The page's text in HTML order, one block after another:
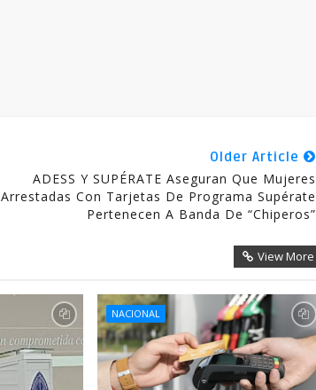
Older Article
ADESS Y SUPÉRATE Aseguran Que Mujeres
Arrestadas Con Tarjetas De Programa Supérate
Pertenecen A Banda De “chiperos”
View More
NACIONAL